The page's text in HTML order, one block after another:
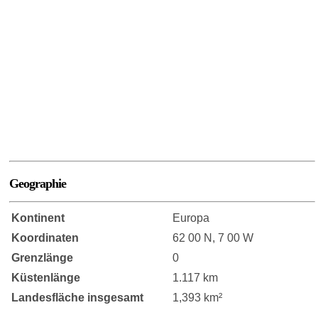
Geographie
Kontinent
Europa
Koordinaten
62 00 N, 7 00 W
Grenzlänge
0
Küstenlänge
1.117 km
Landesfläche insgesamt
1,393 km²